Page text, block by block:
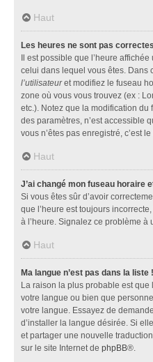
Haut
Les heures ne sont pas
Il est possible que l’heure
celui dans lequel vous êtes. Dans
l’utilisateuret modifiez le fuseau
zone où vous vous trouvez (ex :
etc.). Notez que la modification
des paramètres, n’est accessible
vous n’êtes pas enregistré, c’est
Haut
J’ai changé mon fuseau horaire
Si vous êtes sûr d’avoir
que l’heure est toujours
à l’heure. Signalez ce problème à
Haut
Ma langue n’est pas dans la liste !
La raison la plus probable est que
votre langue ou bien que
votre langue. Essayez de
d’installer la langue désirée. Si
et partager une nouvelle
sur le site Internet de phpBB®.